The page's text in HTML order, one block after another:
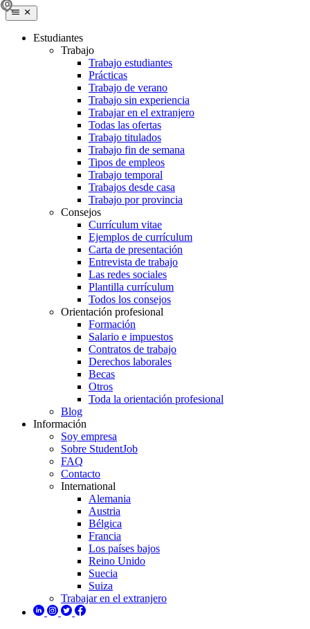
Estudiantes
Trabajo
Trabajo estudiantes
Prácticas
Trabajo de verano
Trabajo sin experiencia
Trabajar en el extranjero
Todas las ofertas
Trabajo titulados
Trabajo fin de semana
Tipos de empleos
Trabajo temporal
Trabajos desde casa
Trabajo por provincia
Consejos
Currículum vitae
Ejemplos de currículum
Carta de presentación
Entrevista de trabajo
Las redes sociales
Plantilla currículum
Todos los consejos
Orientación profesional
Formación
Salario e impuestos
Contratos de trabajo
Derechos laborales
Becas
Otros
Toda la orientación profesional
Blog
Información
Soy empresa
Sobre StudentJob
FAQ
Contacto
International
Alemania
Austria
Bélgica
Francia
Los países bajos
Reino Unido
Suecia
Suiza
Trabajar en el extranjero